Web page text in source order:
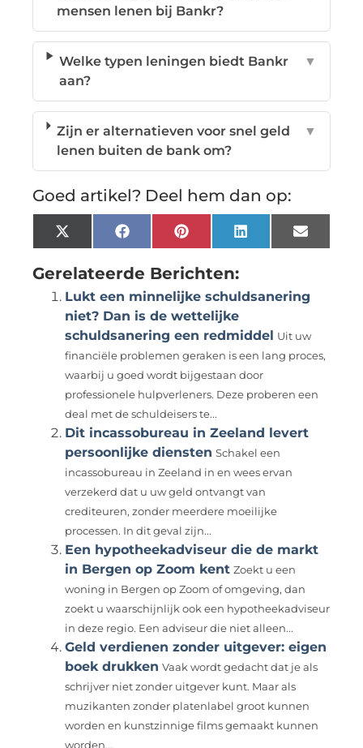
mensen lenen bij Bankr?
Welke typen leningen biedt Bankr
aan?
▼
Zijn er alternatieven voor snel geld
lenen buiten de bank om?
▼
Goed artikel? Deel hem dan op:
X
(Twitter)
FacebookPinterestLinkedInEmail
Gerelateerde Berichten:
Lukt een minnelijke schuldsanering
niet? Dan is de wettelijke
schuldsanering een redmiddel Uit uw
financiële problemen geraken is een lang proces,
waarbij u goed wordt bijgestaan door
professionele hulpverleners. Deze proberen een
deal met de schuldeisers te...
Dit incassobureau in Zeeland levert
persoonlijke diensten Schakel een
incassobureau in Zeeland in en wees ervan
verzekerd dat u uw geld ontvangt van
crediteuren, zonder meerdere moeilijke
processen. In dit geval zijn...
Een hypotheekadviseur die de markt
in Bergen op Zoom kent Zoekt u een
woning in Bergen op Zoom of omgeving, dan
zoekt u waarschijnlijk ook een hypotheekadviseur
in deze regio. Een adviseur die niet alleen...
Geld verdienen zonder uitgever: eigen
boek drukken Vaak wordt gedacht dat je als
schrijver niet zonder uitgever kunt. Maar als
muzikanten zonder platenlabel groot kunnen
worden en kunstzinnige films gemaakt kunnen
worden...